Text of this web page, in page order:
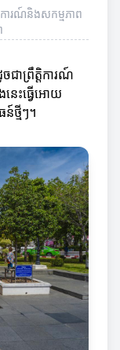
ការណ៍និងសកម្មភាព
ជាព្រឹត្តិការណ៍
េះធ្វើអោយ
ថ្មីៗ។